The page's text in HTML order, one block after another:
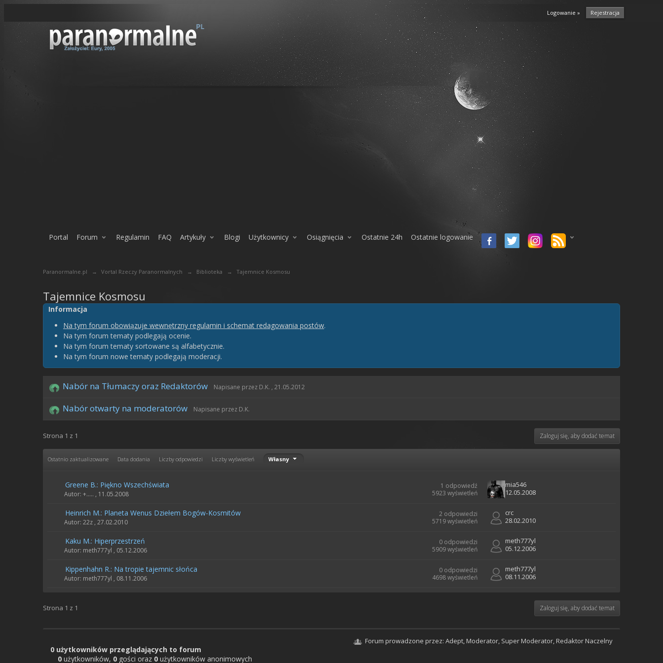
Logowanie » Rejestracja
Portal Forum Regulamin FAQ Artykuły Blogi Użytkownicy Osiągnięcia Ostatnie 24h Ostatnie logowanie
Paranormalne.pl → Vortal Rzeczy Paranormalnych → Biblioteka → Tajemnice Kosmosu
Tajemnice Kosmosu
Informacja
Na tym forum obowiązuje wewnętrzny regulamin i schemat redagowania postów.
Na tym forum tematy podlegają ocenie.
Na tym forum tematy sortowane są alfabetycznie.
Na tym forum nowe tematy podlegają moderacji.
Nabór na Tłumaczy oraz Redaktorów Napisane przez D.K. , 21.05.2012
Nabór otwarty na moderatorów Napisane przez D.K.
Strona 1 z 1 Zaloguj się, aby dodać temat
Ostatnio zaktualizowane Data dodania Liczby odpowiedzi Liczby wyświetleń Własny
Greene B.: Piękno Wszechświata
Autor: +..... , 11.05.2008
1 odpowiedź
5923 wyświetleń
mia546
12.05.2008
Heinrich M.: Planeta Wenus Dziełem Bogów-Kosmitów
Autor: 22z , 27.02.2010
2 odpowiedzi
5719 wyświetleń
crc
28.02.2010
Kaku M.: Hiperprzestrzeń
Autor: meth777yl , 05.12.2006
0 odpowiedzi
5909 wyświetleń
meth777yl
05.12.2006
Kippenhahn R.: Na tropie tajemnic słońca
Autor: meth777yl , 08.11.2006
0 odpowiedzi
4698 wyświetleń
meth777yl
08.11.2006
Strona 1 z 1 Zaloguj się, aby dodać temat
Forum prowadzone przez: Adept,Moderator, Super Moderator,Redaktor Naczelny
0 użytkowników przeglądających to forum
0 użytkowników, 0 gości oraz 0 użytkowników anonimowych